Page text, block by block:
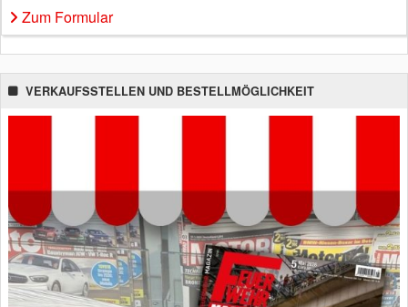
Zum Formular
VERKAUFSSTELLEN UND BESTELLMÖGLICHKEIT